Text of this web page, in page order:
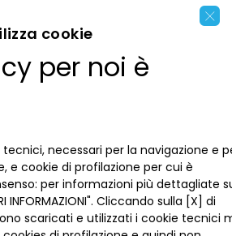
Torino (TO)
×
cookie
per noi è
necessari per la navigazione e
e cookie di profilazione per cui è
per informazioni più dettagliate
INFORMAZIONI". Cliccando sulla [X] di
scaricati e utilizzati i cookie tecnici